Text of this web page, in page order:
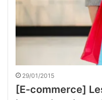
29/01/2015
[E-commerce]